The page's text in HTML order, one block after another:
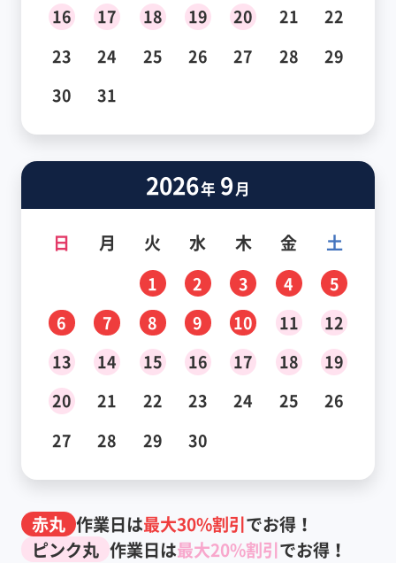
16
17 18 19 20 21
22
23
24 25 26 27 28
29
30
31
2026年 9月
日 月 火 水 木 金 土
1 2 3 4
5
6
7 8 9 10 11
12
13
14 15 16 17 18
19
20
21 22 23 24 25
26
27
28 29 30
赤丸 作業日は最大30%割引でお得！
ピンク丸 作業日は最大20%割引でお得！